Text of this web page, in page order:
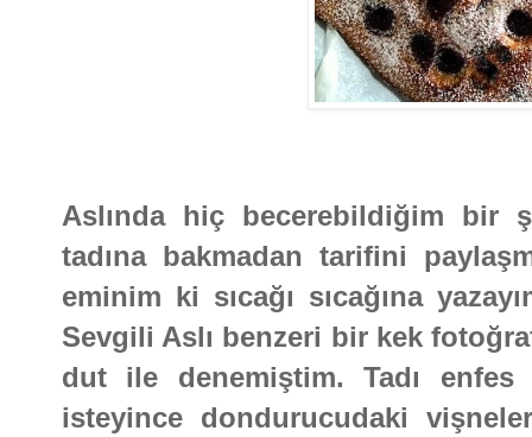
Aslında hiç becerebildiğim bir
tadına bakmadan tarifini
eminim ki sıcağı sıcağına
Sevgili Aslı benzeri bir kek
dut ile denemiştim. Tadı
isteyince dondurucudaki